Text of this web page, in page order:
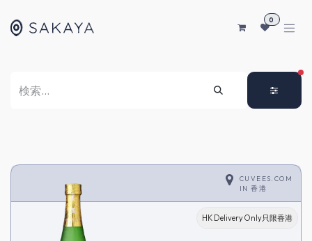
0
CUVEES.COM
IN香港
HK Delivery Only只限香港